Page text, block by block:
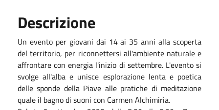
Descrizione
Un evento per giovani dai 14 ai 35 anni alla scoperta
del territorio, per riconnettersi all'ambiente naturale e
affrontare con energia l'inizio di settembre. L'evento si
svolge all'alba e unisce esplorazione lenta e poetica
delle sponde della Piave alle pratiche di meditazione
quale il bagno di suoni con Carmen Alchimiria.